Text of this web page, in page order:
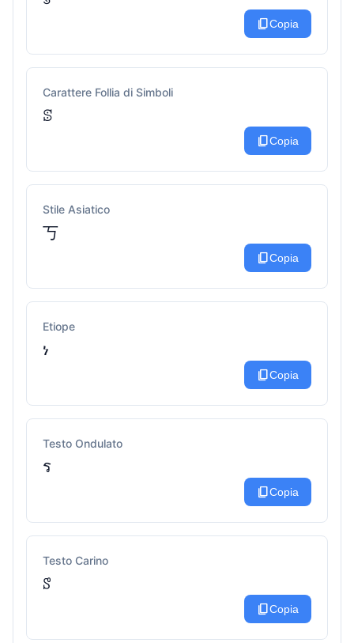
content_copyCopia
Carattere Follia di Simboli
ꕷ
content_copyCopia
Stile Asiatico
丂
content_copyCopia
Etiope
ነ
content_copyCopia
Testo Ondulato
ร
content_copyCopia
Testo Carino
ꑄ
content_copyCopia